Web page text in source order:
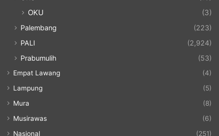
OKU (3)
Palembang
(223)
PALI
(2,924)
Prabumulih
(53)
Empat Lawang
(4)
Lampung
(5)
Mura
(8)
Musirawas
(6)
Nasional
(251)